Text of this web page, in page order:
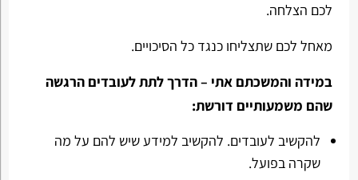
לכם הצלחה.
מאחל לכם שתצליחו כנגד כל הסיכויים.
במידה והמשכתם אתי – הדרך לתת לעובדים הרגשה
שהם משמעותיים דורשת:
להקשיב לעובדים. להקשיב למידע שיש להם על מה
שקרה בפועל.